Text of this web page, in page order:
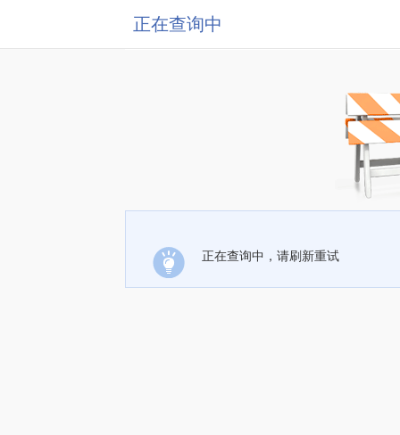
正在查询中
正在查询中，请刷新重试